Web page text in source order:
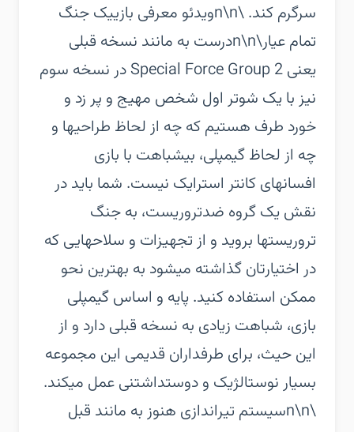
سرگرم کند. \n\nویدئو معرفی بازییک جنگ
تمام عیار\n\nدرست به مانند نسخه قبلی
یعنی Special Force Group 2 در نسخه سوم
نیز با یک شوتر اول شخص مهیج و پر زد و
خورد طرف هستیم که چه از لحاظ طراحیها و
چه از لحاظ گیمپلی، بیشباهت با بازی
افسانهای کانتر استرایک نیست. شما باید در
نقش یک گروه ضدتروریست، به جنگ
تروریستها بروید و از تجهیزات و سلاحهایی که
در اختیارتان گذاشته میشود به بهترین نحو
ممکن استفاده کنید. پایه و اساس گیمپلی
بازی، شباهت زیادی به نسخه قبلی دارد و از
این حیث، برای طرفداران قدیمی این مجموعه
بسیار نوستالژیک و دوستداشتنی عمل میکند.
\n\nسیستم تیراندازی هنوز به مانند قبل